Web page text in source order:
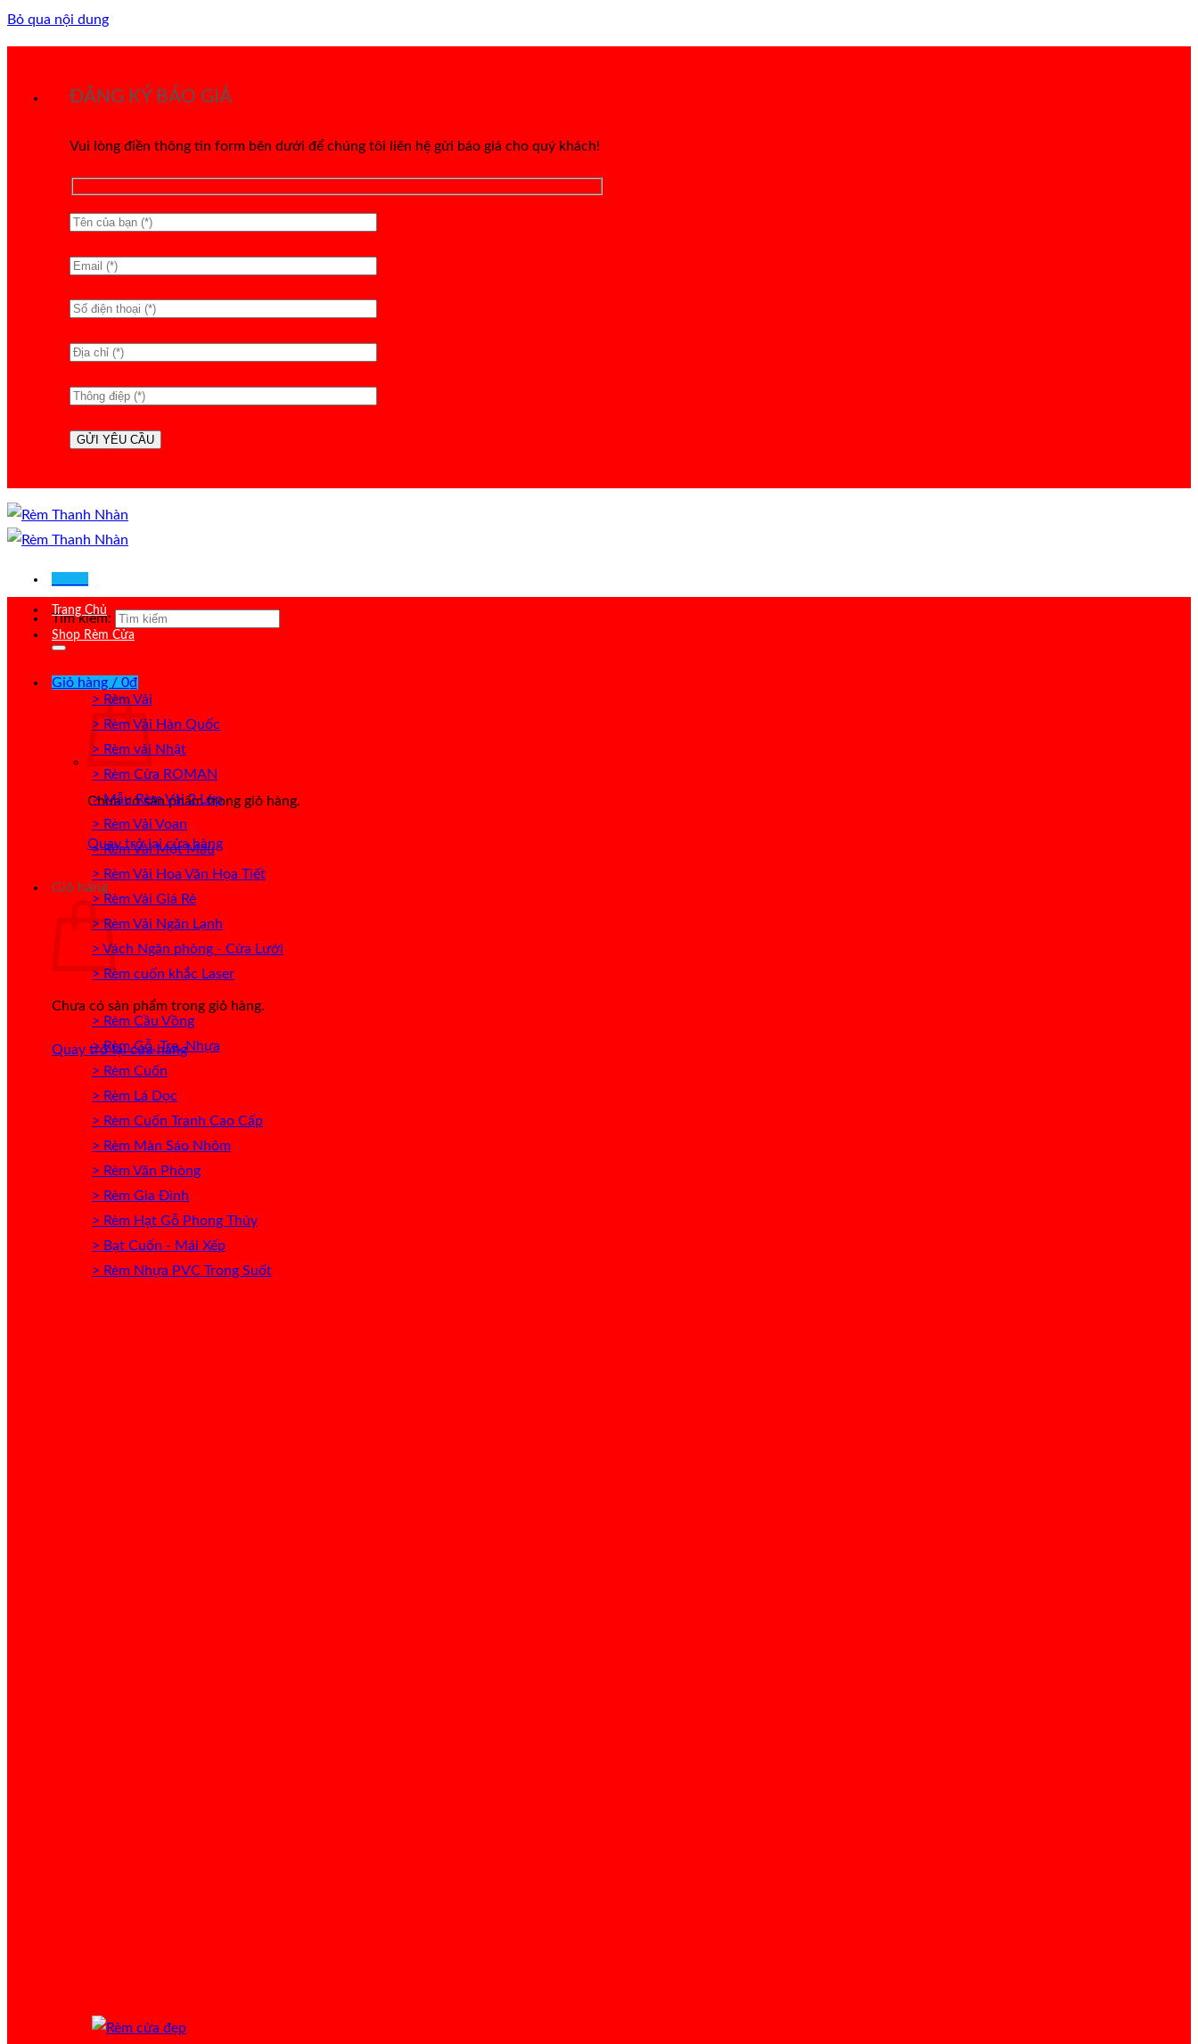
Bỏ qua nội dung
ĐĂNG KÝ BÁO GIÁ
Vui lòng điền thông tin form bên dưới để chúng tôi liên hệ gửi báo giá cho quý khách!
Tìm kiếm:
Giỏ hàng / 0₫
Chưa có sản phẩm trong giỏ hàng.
Quay trở lại cửa hàng
Giỏ hàng
Chưa có sản phẩm trong giỏ hàng.
Quay trở lại cửa hàng
Trang Chủ
Shop Rèm Cửa
> Rèm Vải
> Rèm Vải Hàn Quốc
> Rèm vải Nhật
> Rèm Cửa ROMAN
> Mẫu Rèm Vải 2 Lớp
> Rèm Vải Voan
> Rèm Vải Một Màu
> Rèm Vải Hoa Văn Họa Tiết
> Rèm Vải Giá Rẻ
> Rèm Vải Ngăn Lạnh
> Vách Ngăn phòng - Cửa Lưới
> Rèm cuốn khắc Laser
> Rèm Cầu Vồng
> Rèm Gỗ, Tre, Nhựa
> Rèm Cuốn
> Rèm Lá Dọc
> Rèm Cuốn Tranh Cao Cấp
> Rèm Màn Sáo Nhôm
> Rèm Văn Phòng
> Rèm Gia Đình
> Rèm Hạt Gỗ Phong Thủy
> Bạt Cuốn - Mái Xếp
> Rèm Nhựa PVC Trong Suốt